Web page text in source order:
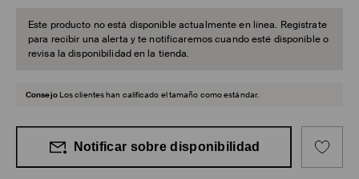
Este producto no está disponible actualmente en línea. Regístrate
para recibir una alerta y te notificaremos cuando esté disponible o
revisa la disponibilidad en la tienda.
Consejo Los clientes han calificado el tamaño como estándar.
Notificar sobre disponibilidad